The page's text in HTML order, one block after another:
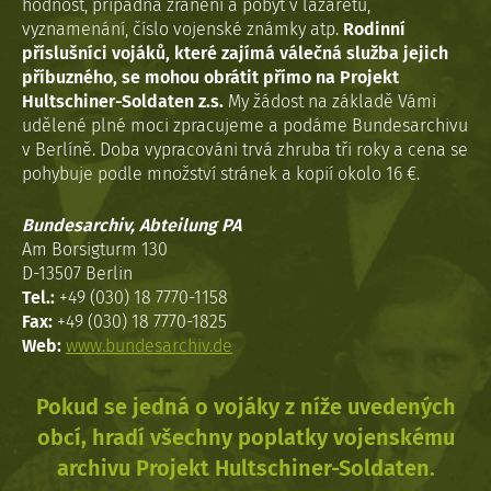
hodnost, případná zranění a pobyt v lazaretu,
vyznamenání, číslo vojenské známky atp. Rodinní
příslušníci vojáků, které zajímá válečná služba jejich
příbuzného, se mohou obrátit přímo na Projekt
Hultschiner-Soldaten z.s. My žádost na základě Vámi
udělené plné moci zpracujeme a podáme Bundesarchivu
v Berlíně. Doba vypracováni trvá zhruba tři roky a cena se
pohybuje podle množství stránek a kopií okolo 16 €.
Bundesarchiv, Abteilung PA
Am Borsigturm 130
D-13507 Berlin
Tel.: +49 (030) 18 7770-1158
Fax: +49 (030) 18 7770-1825
Web: www.bundesarchiv.de
Pokud se jedná o vojáky z níže uvedených
obcí, hradí všechny poplatky vojenskému
archivu Projekt Hultschiner-Soldaten.